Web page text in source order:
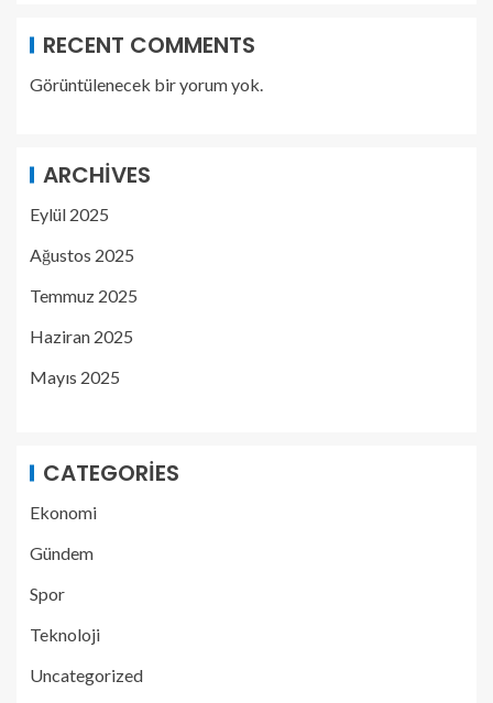
RECENT COMMENTS
Görüntülenecek bir yorum yok.
ARCHIVES
Eylül 2025
Ağustos 2025
Temmuz 2025
Haziran 2025
Mayıs 2025
CATEGORIES
Ekonomi
Gündem
Spor
Teknoloji
Uncategorized